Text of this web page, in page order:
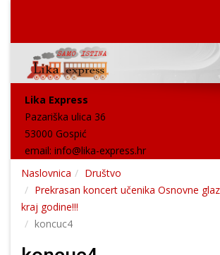
Lika Express
Pazariška ulica 36
53000 Gospić
email: info@lika-express.hr
Naslovnica
Društvo
Prekrasan koncert učenika Osnovne
kraj godine!!!
koncuc4